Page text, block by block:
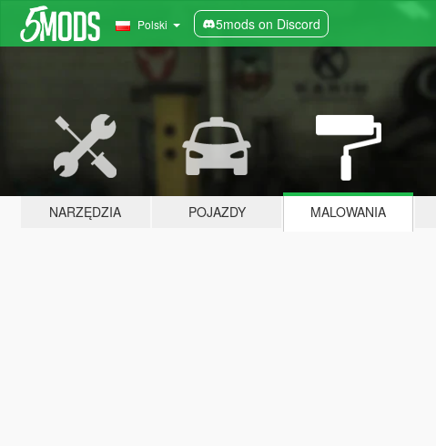
Polski 5mods on Discord
NARZĘDZIA POJAZDY MALOWANIA